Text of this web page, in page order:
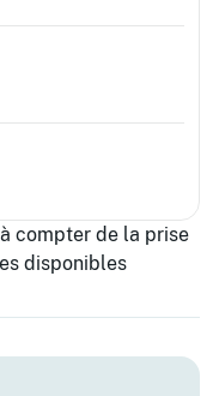
compter de la prise
disponibles